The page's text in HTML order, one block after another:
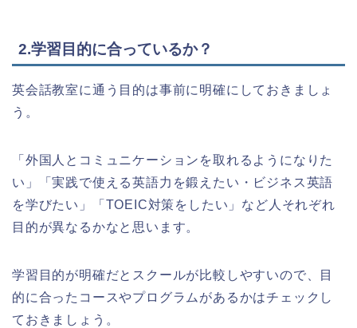
2.学習目的に合っているか？
英会話教室に通う目的は事前に明確にしておきましょ
う。
「外国人とコミュニケーションを取れるようになりた
い」「実践で使える英語力を鍛えたい・ビジネス英語
を学びたい」「TOEIC対策をしたい」など人それぞれ
目的が異なるかなと思います。
学習目的が明確だとスクールが比較しやすいので、目
的に合ったコースやプログラムがあるかはチェックし
ておきましょう。